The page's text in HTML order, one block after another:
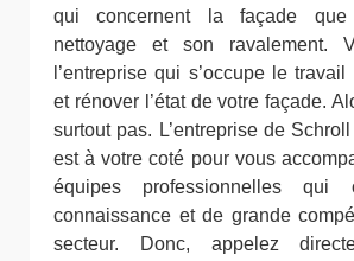
qui concernent la façade
nettoyage et son ravalement.
l’entreprise qui s’occupe le
et rénover l’état de votre façade.
surtout pas. L’entreprise de
est à votre coté pour vous
équipes professionnelles
connaissance et de grande
secteur. Donc, appelez